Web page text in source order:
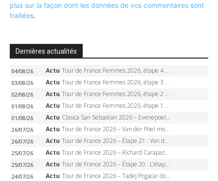
plus sur la façon dont les données de vos commentaires sont
traitées.
Dernières actualités
04/08/26 Actu Tour de France Femmes 2026, étape 4 – Marlen Reusser écrase le chrono, Ferrand-Prévot en crise
03/08/26 Actu Tour de France Femmes 2026, étape 3 – Sigrid Haugset en solitaire, 88 km d’échappée, maillot jaune
02/08/26 Actu Tour de France Femmes 2026, étape 2 – Lorena Wiebes doublé à Genève, Markus héroïque, 7e record
01/08/26 Actu Tour de France Femmes 2026, étape 1 – Lorena Wiebes intouchable à Lausanne, premier maillot jaune
01/08/26 Actu Clasica San Sebastian 2026 – Evenepoel recordman, 4e victoire, Carapaz battu au sprint
26/07/26 Actu Tour de France 2026 – Van der Poel monumental à Paris, Pogacar égale le record des cinq sacres
26/07/26 Actu Tour de France 2026 – Étape 21 : Van der Poel, Pogacar, qui succédera à Wout van Aert sur les Champs-Elysées ?
25/07/26 Actu Tour de France 2026 – Richard Carapaz roi des Alpes, doublé et maillot à pois, Seixas perd le podium
25/07/26 Actu Tour de France 2026 – Étape 20 : L’étape reine, Galibier, Sarenne, Alpe d’Huez, qui succédera à Pogacar ?
24/07/26 Actu Tour de France 2026 – Tadej Pogacar dompte l’Alpe d’Huez, 5e victoire, record de Pantani pulvérisé